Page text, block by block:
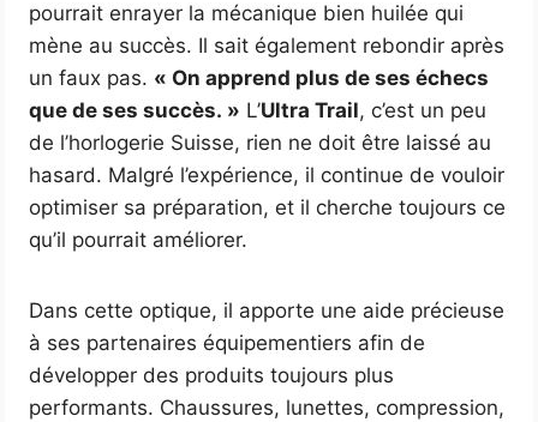
pourrait enrayer la mécanique bien huilée qui
mène au succès. Il sait également rebondir après
un faux pas. « On apprend plus de ses échecs
que de ses succès. » L’Ultra Trail, c’est un peu
de l’horlogerie Suisse, rien ne doit être laissé au
hasard. Malgré l’expérience, il continue de vouloir
optimiser sa préparation, et il cherche toujours ce
qu’il pourrait améliorer.
Dans cette optique, il apporte une aide précieuse
à ses partenaires équipementiers afin de
développer des produits toujours plus
performants. Chaussures, lunettes, compression,